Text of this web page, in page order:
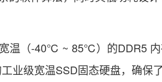
温（-40℃ ~ 85℃）的DDR5
业级宽温SSD固态硬盘，确保